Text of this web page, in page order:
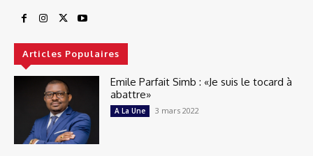
Articles Populaires
Emile Parfait Simb : «Je suis le tocard à
abattre»
A La Une 3 mars 2022